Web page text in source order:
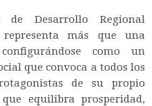
Desarrollo Regional
más que una
como un
que convoca a todos los
de su propio
equilibra prosperidad,